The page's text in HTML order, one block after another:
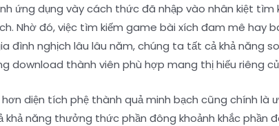
ứng dụng vày cách thức đã nhập vào nhân kiệt tìm
Nhờ đó, việc tìm kiếm game bài xích đam mê hay
đình nghịch lâu lâu năm, chúng ta tất cả khả năng
download thành viên phù hợp mang thị hiếu riêng
diện tích phệ thành quả minh bạch cũng chính là
năng thưởng thức phần đông khoảnh khắc phần